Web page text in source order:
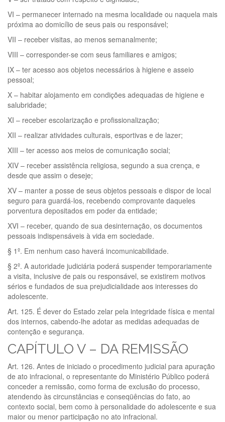
VI – permanecer internado na mesma localidade ou naquela mais
próxima ao domicílio de seus pais ou responsável;
VII – receber visitas, ao menos semanalmente;
VIII – corresponder-se com seus familiares e amigos;
IX – ter acesso aos objetos necessários à higiene e asseio
pessoal;
X – habitar alojamento em condições adequadas de higiene e
salubridade;
XI – receber escolarização e profissionalização;
XII – realizar atividades culturais, esportivas e de lazer;
XIII – ter acesso aos meios de comunicação social;
XIV – receber assistência religiosa, segundo a sua crença, e
desde que assim o deseje;
XV – manter a posse de seus objetos pessoais e dispor de local
seguro para guardá-los, recebendo comprovante daqueles
porventura depositados em poder da entidade;
XVI – receber, quando de sua desinternação, os documentos
pessoais indispensáveis à vida em sociedade.
§ 1º. Em nenhum caso haverá incomunicabilidade.
§ 2º. A autoridade judiciária poderá suspender temporariamente
a visita, inclusive de pais ou responsável, se existirem motivos
sérios e fundados de sua prejudicialidade aos interesses do
adolescente.
Art. 125. É dever do Estado zelar pela integridade física e mental
dos internos, cabendo-lhe adotar as medidas adequadas de
contenção e segurança.
CAPÍTULO V – DA REMISSÃO
Art. 126. Antes de iniciado o procedimento judicial para apuração
de ato infracional, o representante do Ministério Público poderá
conceder a remissão, como forma de exclusão do processo,
atendendo às circunstâncias e conseqüências do fato, ao
contexto social, bem como à personalidade do adolescente e sua
maior ou menor participação no ato infracional.